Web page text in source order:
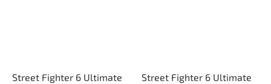
Street Fighter 6 Ultimate
Street Fighter 6 Ultimate